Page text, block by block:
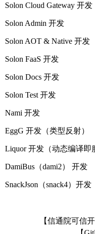
Solon Cloud Gateway 开发
Solon Admin 开发
Solon AOT & Native 开发
Solon FaaS 开发
Solon Docs 开发
Solon Test 开发
Nami 开发
EggG 开发（类型反射）
Liquor 开发（动态编译即
DamiBus（dami2） 开发
SnackJson（snack4）开发
【信通院可信